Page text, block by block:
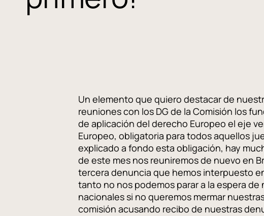
Un elemento que quiero destacar de
reuniones con los DG de la Comisión los
de aplicación del derecho Europeo el eje
Europeo, obligatoria para todos aquellos
explicado a fondo esta obligación, hay
de este mes nos reuniremos de nuevo en
tercera denuncia que hemos interpuesto
tanto no nos podemos parar a la espera
nacionales si no queremos mermar
comisión acusando recibo de nuestras